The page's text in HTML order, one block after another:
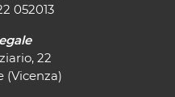
052013
22
(Vicenza)